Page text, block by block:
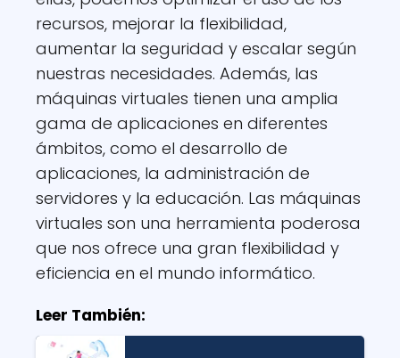
recursos, mejorar la flexibilidad,
aumentar la seguridad y escalar según
nuestras necesidades. Además, las
máquinas virtuales tienen una amplia
gama de aplicaciones en diferentes
ámbitos, como el desarrollo de
aplicaciones, la administración de
servidores y la educación. Las máquinas
virtuales son una herramienta poderosa
que nos ofrece una gran flexibilidad y
eficiencia en el mundo informático.
Leer También: